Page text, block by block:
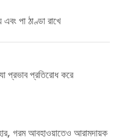
পা ঠাণ্ডা রাখে
প্রভাব প্রতিরোধ করে
গরম আবহাওয়াতেও আরামদায়ক